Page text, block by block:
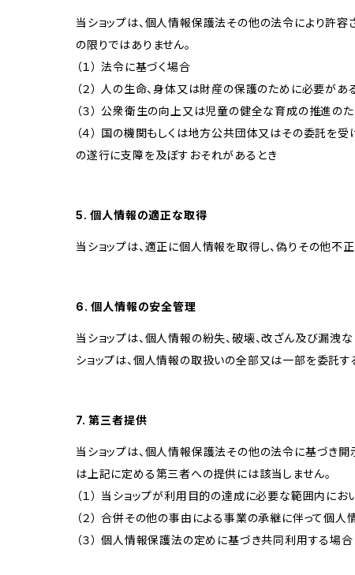
当ショップは、個人情報保護法その他の法令により許
の限りではありません。
（１） 法令に基づく場合
（２） 人の生命、身体又は財産の保護のために必要が
（３） 公衆衛生の向上又は児童の健全な育成の推進の
（４） 国の機関もしくは地方公共団体又はその委託を
の遂行に支障を及ぼすおそれがあるとき
5. 個人情報の適正な取得
当ショップは、適正に個人情報を取得し、偽りその他不
6. 個人情報の安全管理
当ショップは、個人情報の紛失、破壊、改ざん及び漏洩
ショップは、個人情報の取扱いの全部又は一部を委託
7. 第三者提供
当ショップは、個人情報保護法その他の法令に基づき
は上記に定める第三者への提供には該当しません。
（１） 当ショップが利用目的の達成に必要な範囲内に
（２） 合併その他の事由による事業の承継に伴って個
（３） 個人情報保護法の定めに基づき共同利用する場合